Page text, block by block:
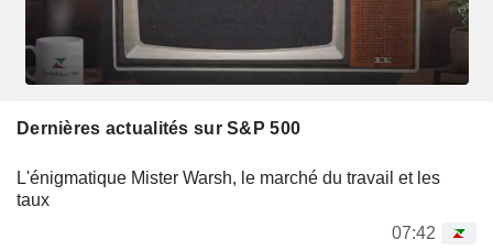
Dernières actualités sur S&P 500
L'énigmatique Mister Warsh, le marché du travail et les
taux
07:42